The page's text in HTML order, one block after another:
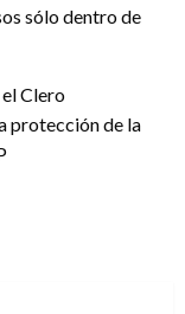
sólo dentro de
Clero
protección de la